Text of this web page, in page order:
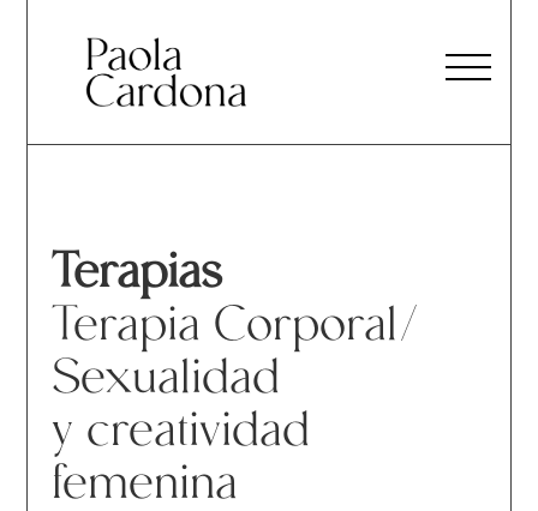
Terapias
Terapia Corporal/
Sexualidad
y creatividad
femenina